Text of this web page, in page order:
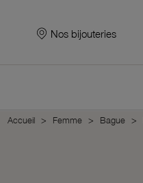
Nos bijouteries
Accueil Femme Bague